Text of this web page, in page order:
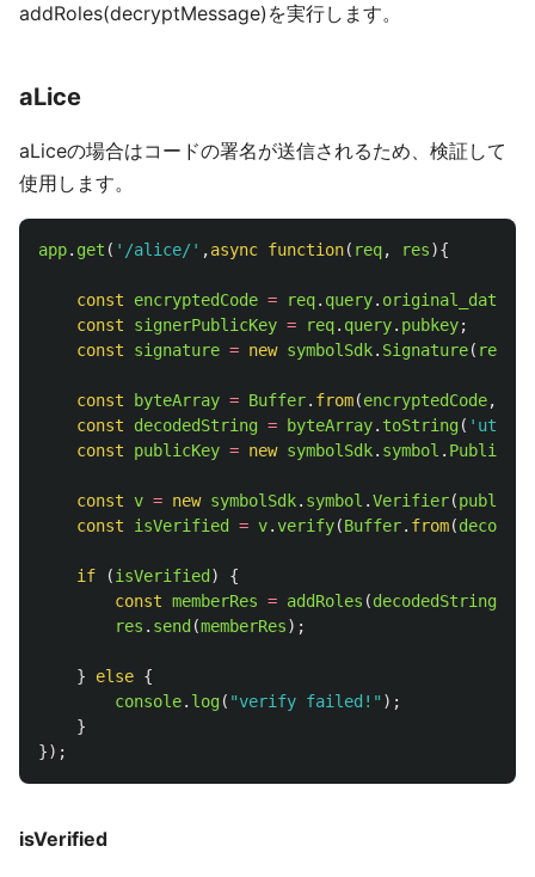
addRoles(decryptMessage)を実行します。
aLice
aLiceの場合はコードの署名が送信されるため、検証して
使用します。
app. get ( ' /alice/' ,async function( req, res){
const encryptedCode = req. query. original_data
const
signerPublicKey = req. query. pubkey;
const
signature = new symbolSdk. Signature( req
const byteArray = Buffer. from(encryptedCode,
const
decodedString = byteArray. toString( ' utf-8
const
publicKey = new symbolSdk. symbol . PublicKey
const v = new symbolSdk. symbol .Verifier(
const
isVerified = v.verify(Buffer. from(
if (isVerified )
{
const memberRes = addRoles (decodedString
res . send (memberRes);
} else {
console. log( "verify failed! " );
}
});
isVerified